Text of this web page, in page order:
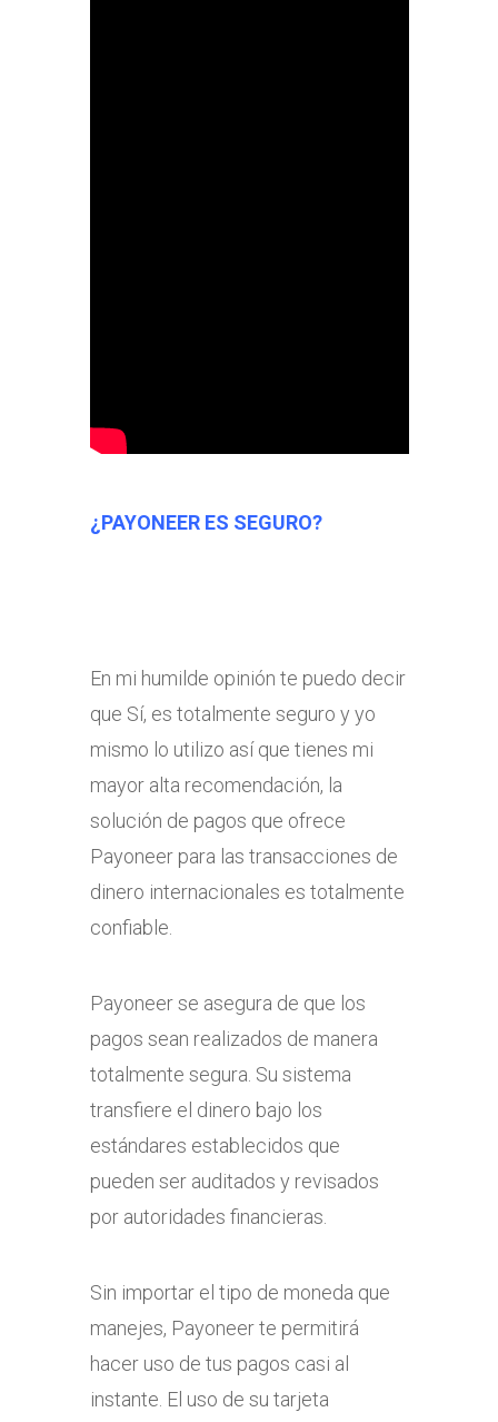
¿PAYONEER ES SEGURO?
En mi humilde opinión te puedo decir
que Sí, es totalmente seguro y yo
mismo lo utilizo así que tienes mi
mayor alta recomendación, la
solución de pagos que ofrece
Payoneer para las transacciones de
dinero internacionales es totalmente
confiable.
Payoneer se asegura de que los
pagos sean realizados de manera
totalmente segura. Su sistema
transfiere el dinero bajo los
estándares establecidos que
pueden ser auditados y revisados
por autoridades financieras.
Sin importar el tipo de moneda que
manejes, Payoneer te permitirá
hacer uso de tus pagos casi al
instante. El uso de su tarjeta